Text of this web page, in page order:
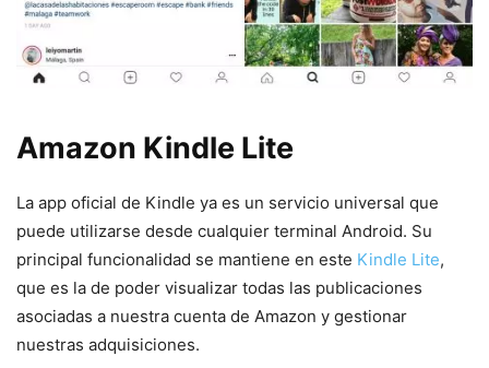
Amazon Kindle Lite
La app oficial de Kindle ya es un servicio universal que
puede utilizarse desde cualquier terminal Android. Su
principal funcionalidad se mantiene en este Kindle Lite,
que es la de poder visualizar todas las publicaciones
asociadas a nuestra cuenta de Amazon y gestionar
nuestras adquisiciones.